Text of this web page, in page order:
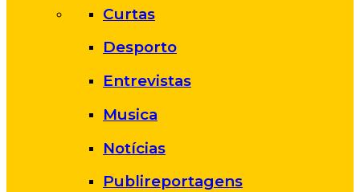
Curtas
Desporto
Entrevistas
Musica
Notícias
Publireportagens